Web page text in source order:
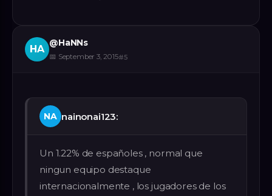
HA
@HaNNs
📅 September 3, 2015#5
NA nainonai123:
Un 1.22% de españoles , normal que
ningun equipo destaque
internacionalmente , los jugadores de los